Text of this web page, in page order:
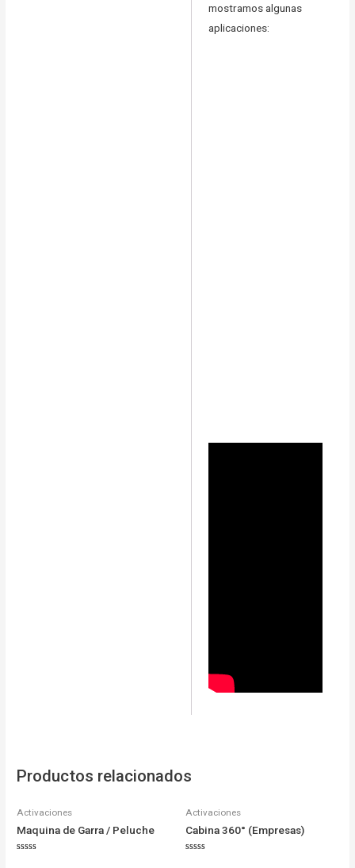
mostramos algunas
aplicaciones:
Productos relacionados
Activaciones
Maquina de Garra / Peluche
Activaciones
Cabina 360° (Empresas)